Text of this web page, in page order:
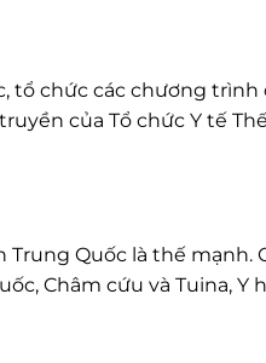
tổ chức các chương trình
của Tổ chức Y tế
Quốc là thế mạnh.
Châm cứu và Tuina, Y